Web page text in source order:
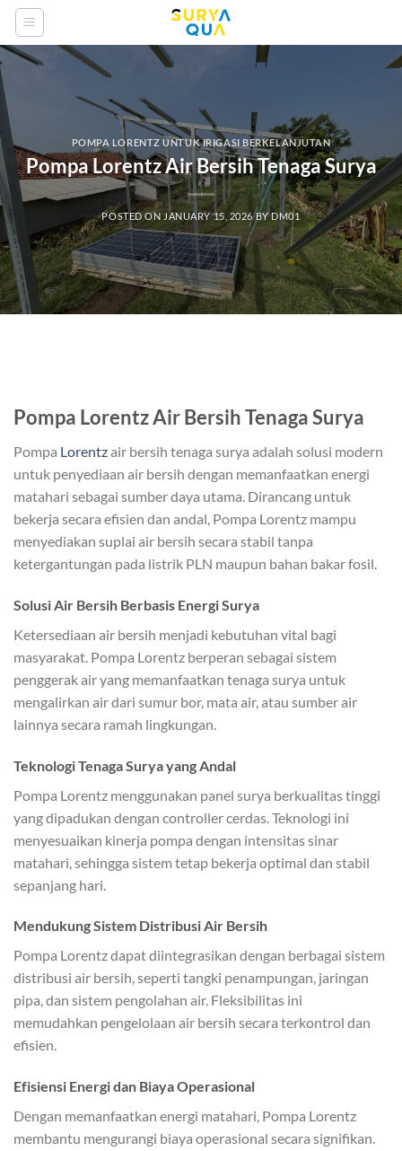
Skip
content
POMPA LORENTZ UNTUK IRIGASI BERKELANJUTAN
Pompa Lorentz Air Bersih Tenaga Surya
POSTED ONJANUARY 15, 2026BYDM01
Pompa Lorentz Air Bersih Tenaga Surya
Pompa Lorentzair bersih tenaga surya adalah solusi modern
untuk penyediaan air bersih dengan memanfaatkan energi
matahari sebagai sumber daya utama. Dirancang untuk
bekerja secara efisien dan andal, Pompa Lorentz mampu
menyediakan suplai air bersih secara stabil tanpa
ketergantungan pada listrik PLN maupun bahan bakar fosil.
Solusi Air Bersih Berbasis Energi Surya
Ketersediaan air bersih menjadi kebutuhan vital bagi
masyarakat. Pompa Lorentz berperan sebagai sistem
penggerak air yang memanfaatkan tenaga surya untuk
mengalirkan air dari sumur bor, mata air, atau sumber air
lainnya secara ramah lingkungan.
Teknologi Tenaga Surya yang Andal
Pompa Lorentz menggunakan panel surya berkualitas tinggi
yang dipadukan dengan controller cerdas. Teknologi ini
menyesuaikan kinerja pompa dengan intensitas sinar
matahari, sehingga sistem tetap bekerja optimal dan stabil
sepanjang hari.
Mendukung Sistem Distribusi Air Bersih
Pompa Lorentz dapat diintegrasikan dengan berbagai sistem
distribusi air bersih, seperti tangki penampungan, jaringan
pipa, dan sistem pengolahan air. Fleksibilitas ini
memudahkan pengelolaan air bersih secara terkontrol dan
efisien.
Efisiensi Energi dan Biaya Operasional
Dengan memanfaatkan energi matahari, Pompa Lorentz
membantu mengurangi biaya operasional secara signifikan.